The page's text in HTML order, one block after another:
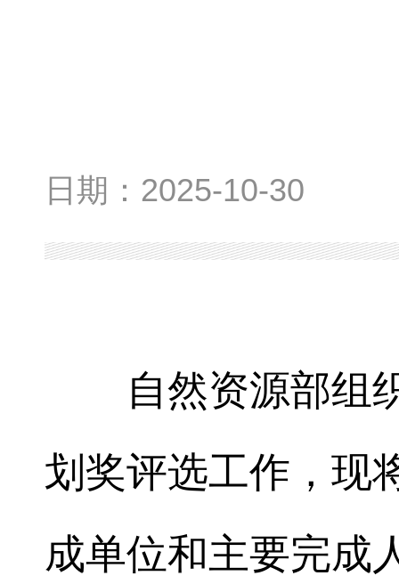
日期： 2025-10-30
自然资源部组
划奖评选工作，现
成单位和主要完成